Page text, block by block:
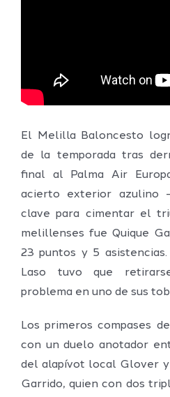
El Melilla Baloncesto
de la temporada tras
final al Palma Air
acierto exterior azulino
clave para cimentar el
melillenses fue Quique
23 puntos y 5
Laso tuvo que
problema en uno de sus
Los primeros compases
con un duelo anotador
del alapívot local Glover
Garrido, quien con dos